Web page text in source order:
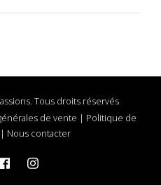
Tous droits réservés
de vente | Politique de
| Nous contacter